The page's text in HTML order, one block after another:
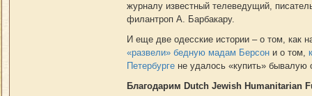
журналу известный телеведущий,
филантроп А. Барбакару.
И еще две одесские истории – о том, как
«развели» бедную мадам Берсон и о том,
Петербурге не удалось «купить» бывалую
Благодарим Dutch Jewish Humanitarian